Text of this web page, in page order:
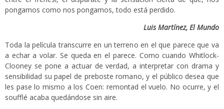
pongamos como nos pongamos, todo está perdido.
Luis Martínez, El Mundo
Toda la película transcurre en un terreno en el que parece que va
a echar a volar. Se queda en el parece. Como cuando Whitlock-
Clooney se pone a actuar de verdad, a interpretar con drama y
sensibilidad su papel de preboste romano, y el público desea que
les pase lo mismo a los Coen: remontad el vuelo. No ocurre, y el
soufflé acaba quedándose sin aire.